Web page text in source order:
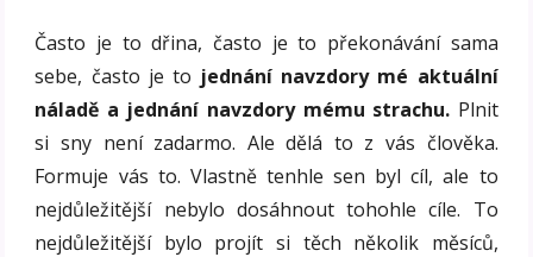
Často je to dřina, často je to překonávání sama
sebe, často je to jednání navzdory mé aktuální
náladě a jednání navzdory mému strachu. Plnit
si sny není zadarmo. Ale dělá to z vás člověka.
Formuje vás to. Vlastně tenhle sen byl cíl, ale to
nejdůležitější nebylo dosáhnout tohohle cíle. To
nejdůležitější bylo projít si těch několik měsíců,